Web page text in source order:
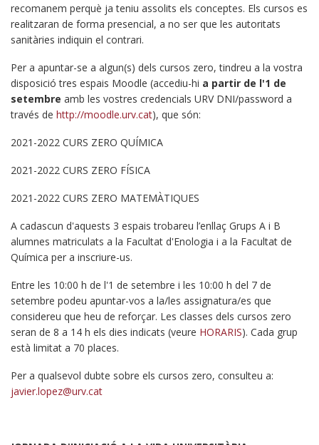
recomanem perquè ja teniu assolits els conceptes. Els cursos es
realitzaran de forma presencial, a no ser que les autoritats
sanitàries indiquin el contrari.
Per a apuntar-se a algun(s) dels cursos zero, tindreu a la vostra
disposició tres espais Moodle (accediu-hi a partir de l'1 de
setembre amb les vostres credencials URV DNI/password a
través de http://moodle.urv.cat), que són:
2021-2022 CURS ZERO QUÍMICA
2021-2022 CURS ZERO FÍSICA
2021-2022 CURS ZERO MATEMÀTIQUES
A cadascun d'aquests 3 espais trobareu l’enllaç Grups A i B
alumnes matriculats a la Facultat d'Enologia i a la Facultat de
Química per a inscriure-us.
Entre les 10:00 h de l'1 de setembre i les 10:00 h del 7 de
setembre podeu apuntar-vos a la/les assignatura/es que
considereu que heu de reforçar. Les classes dels cursos zero
seran de 8 a 14 h els dies indicats (veure HORARIS). Cada grup
està limitat a 70 places.
Per a qualsevol dubte sobre els cursos zero, consulteu a:
javier.lopez@urv.cat